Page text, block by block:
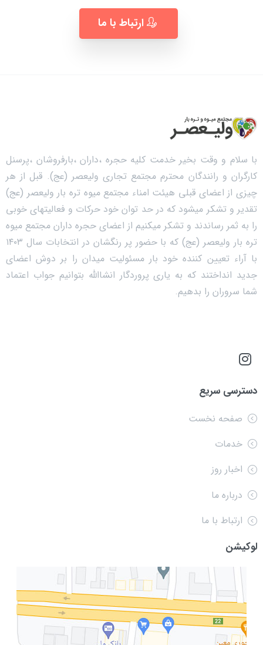
ارتباط با ما
با سلام و وقت بخیر خدمت کلیه حجره ،داران ،بارفروشان ،پرسنل
کارگران و رانندگان محترم مجتمع تجاری ولیعصر (عج). قبل از هر
چیزی از اعضای قبلی هیئت امناء مجتمع میوه تره بار ولیعصر (عج)
تقدیر و تشکر میشود که در حد توان خود حرکات و فعالیتهای خوبی
را به ثمر رساندند و تشکر میکنیم از اعضای حجره داران مجتمع میوه
تره بار ولیعصر (عج) که با حضور پر رنگشان در انتخابات سال ۱۴۰۳
با آراء تعیین کننده خود بار مسئولیت میدان را بر دوش اعضای
جدید انداختند که به یاری پروردگار انشاالله بتوانیم جواب اعتماد
شما سروران را بدهیم.
دسترسی سریع
صفحه نخست
خدمات
اخبار روز
درباره ما
ارتباط با ما
لوکیشن